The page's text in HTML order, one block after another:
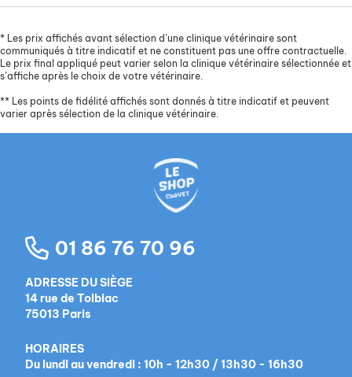
* Les prix affichés avant sélection d’une clinique vétérinaire sont
communiqués à titre indicatif et ne constituent pas une offre contractuelle.
Le prix final appliqué peut varier selon la clinique vétérinaire sélectionnée et
s’affiche après le choix de votre vétérinaire.
** Les points de fidélité affichés sont donnés à titre indicatif et peuvent
varier après sélection de la clinique vétérinaire.
01 86 76 70 96
ADRESSE DU SIÈGE
14 rue de Tolbiac
75013 Paris
HORAIRES
Du lundi au vendredi : 10h - 12h30 / 13h30 - 16h30